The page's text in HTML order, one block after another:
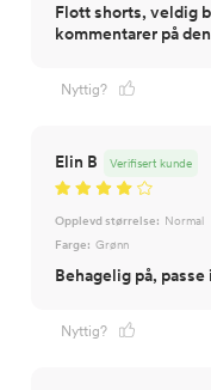
Flott shorts, veldig
kommentarer på den
Nyttig?
Elin B Verifisert kunde
Opplevd størrelse: Normal
Farge: Grønn
Behagelig på,
Nyttig?